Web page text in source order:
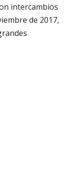
intercambios
de 2017,